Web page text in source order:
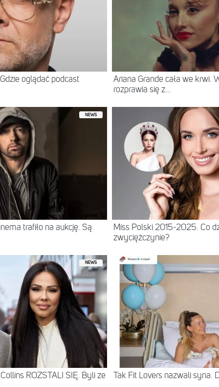
oglądać podcast
Ariana Grande cała we krwi.
rozprawia się z...
NEWS
trafiło na aukcję. Są
Miss Polski 2015-2025. Co
zwyciężczynie?
NEWS
ROZSTALI SIĘ. Byli ze Tak Fit Lovers nazwali syna.